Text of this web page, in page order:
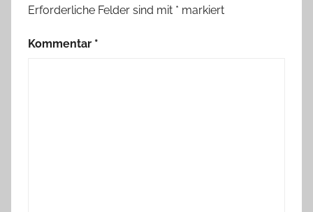
Erforderliche Felder sind mit * markiert
Kommentar *